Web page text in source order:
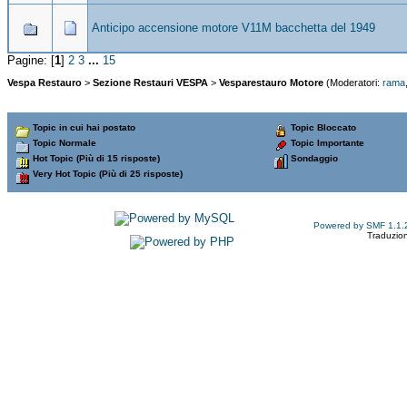
Anticipo accensione motore V11M bacchetta del 1949
Pagine: [1] 2 3 ... 15
Vespa Restauro > Sezione Restauri VESPA > Vesparestauro Motore (Moderatori: rama
Topic in cui hai postato
Topic Normale
Hot Topic (Più di 15 risposte)
Very Hot Topic (Più di 25 risposte)
Topic Bloccato
Topic Importante
Sondaggio
Powered by SMF